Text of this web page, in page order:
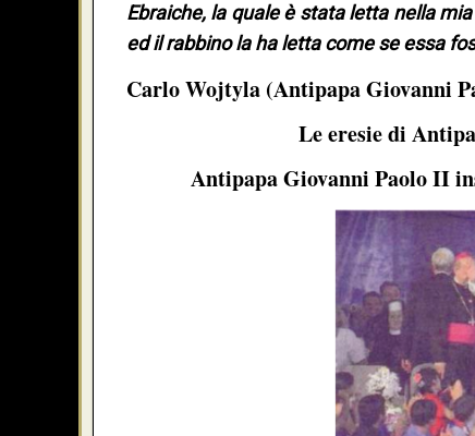
Ebraiche, la quale è stata letta nella
ed il rabbino la ha letta come se essa
Carlo Wojtyla (Antipapa Giovanni
Le eresie di
Antipapa Giovanni Paolo II